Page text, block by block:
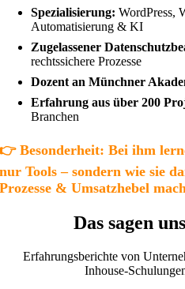
Spezialisierung: WordPress,
Automatisierung & KI
Zugelassener
rechtssichere Prozesse
Dozent an Münchner
Erfahrung aus über 200
Branchen
👉 Besonderheit: Bei ihm
nur Tools – sondern wie sie
Prozesse & Umsatzhebel
Das sagen
Erfahrungsberichte von
Inhouse-